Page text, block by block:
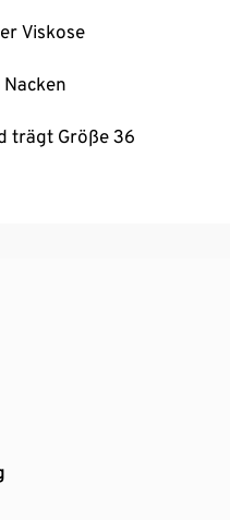
Viskose
trägt Größe 36
Fire & Glory